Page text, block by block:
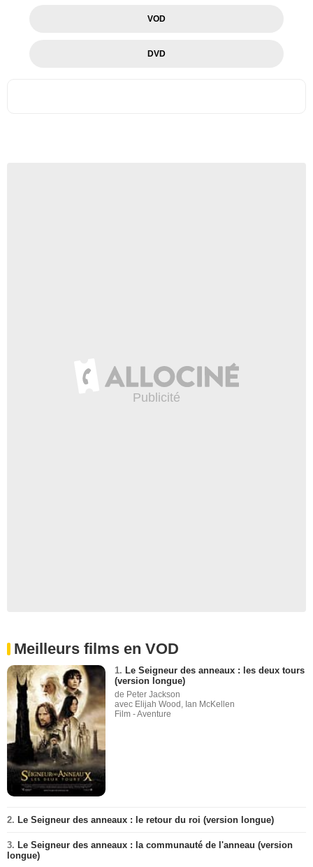
VOD
DVD
Meilleurs films en VOD
1. Le Seigneur des anneaux : les deux tours
(version longue)
de Peter Jackson
avec Elijah Wood, Ian McKellen
Film - Aventure
2. Le Seigneur des anneaux : le retour du roi (version longue)
3. Le Seigneur des anneaux : la communauté de l'anneau (version
longue)